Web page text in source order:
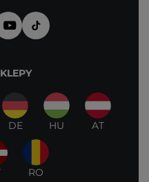
DE HU AT
RO